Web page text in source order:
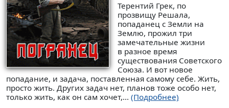
Терентий Грек, по
прозвищу Решала,
попаданец с Земли на
Землю, прожил три
замечательные жизни
в разное время
существования Советского
Союза. И вот новое
попадание, и задача, поставленная самому себе. Жить,
просто жить. Других задач нет, планов тоже особо нет,
только жить, как он сам хочет,... (Подробнее)